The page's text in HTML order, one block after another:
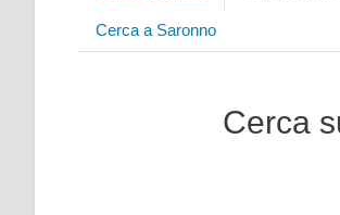
Cerca a Saronno
Cerca